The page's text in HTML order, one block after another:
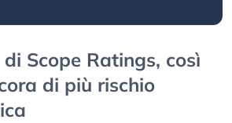
Scope Ratings, così
di più rischio